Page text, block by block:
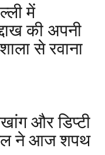
में
की अपनी
से रवाना
और डिप्टी
ने आज शपथ